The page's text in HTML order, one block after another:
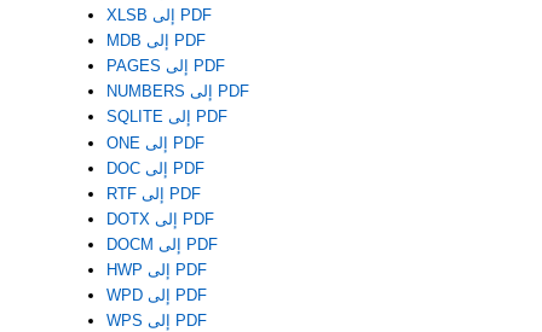
XLSB إلى PDF
MDB إلى PDF
PAGES إلى PDF
NUMBERS إلى PDF
SQLITE إلى PDF
ONE إلى PDF
DOC إلى PDF
RTF إلى PDF
DOTX إلى PDF
DOCM إلى PDF
HWP إلى PDF
WPD إلى PDF
WPS إلى PDF